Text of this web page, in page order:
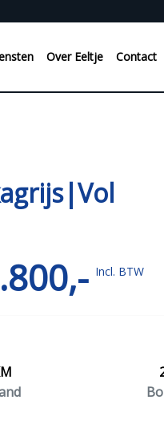
Over Eeltje Contact
Incl. BTW